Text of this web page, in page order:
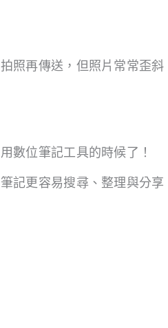
照再傳送，但照片常常歪斜
數位筆記工具的時候了！
記更容易搜尋、整理與分享